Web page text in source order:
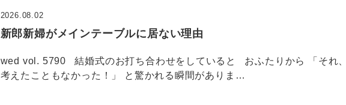
新郎新婦がメインテーブルに居ない理由
2026.08.02
wed vol. 5790 結婚式のお打ち合わせをしていると おふたりから 「それ、
考えたこともなかった！」 と驚かれる瞬間がありま…